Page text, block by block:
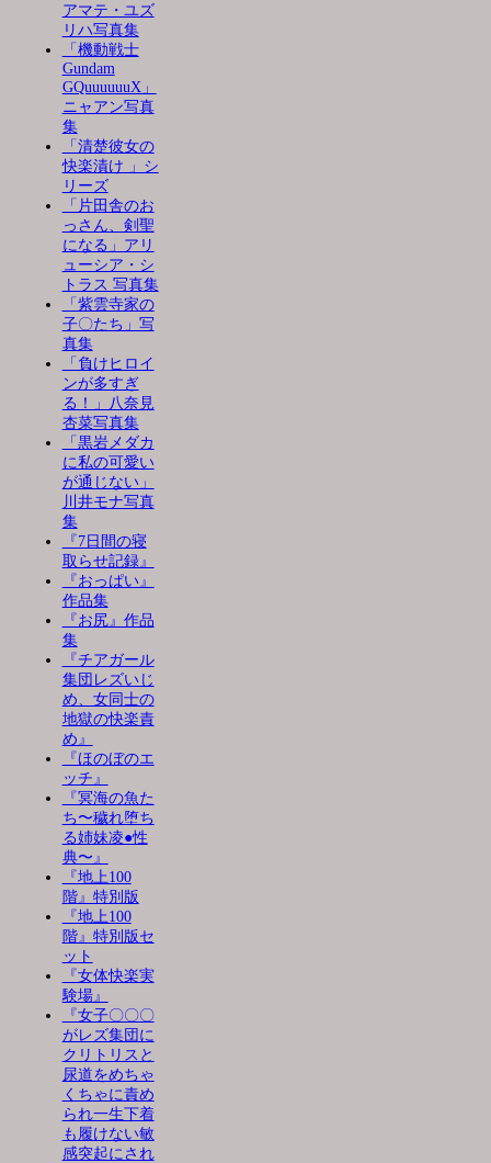
アマテ・ユズ
リハ写真集
「機動戦士
Gundam
GQuuuuuuX」
ニャアン写真
集
「清楚彼女の
快楽漬け 」シ
リーズ
「片田舎のお
っさん、剣聖
になる」アリ
ューシア・シ
トラス 写真集
「紫雲寺家の
子〇たち」写
真集
「負けヒロイ
ンが多すぎ
る！」八奈見
杏菜写真集
「黒岩メダカ
に私の可愛い
が通じない」
川井モナ写真
集
『7日間の寝
取らせ記録』
『おっぱい』
作品集
『お尻』作品
集
『チアガール
集団レズいじ
め、女同士の
地獄の快楽責
め』
『ほのぼのエ
ッチ』
『冥海の魚た
ち〜穢れ堕ち
る姉妹凌●性
典〜』
『地上100
階』特別版
『地上100
階』特別版セ
ット
『女体快楽実
験場』
『女子〇〇〇
がレズ集団に
クリトリスと
尿道をめちゃ
くちゃに責め
られ一生下着
も履けない敏
感突起にされ